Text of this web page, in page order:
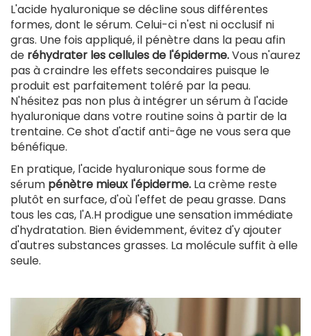
L'acide hyaluronique se décline sous différentes
formes, dont le sérum. Celui-ci n'est ni occlusif ni
gras. Une fois appliqué, il pénètre dans la peau afin
de réhydrater les cellules de l'épiderme.Vous n'aurez
pas à craindre les effets secondaires puisque le
produit est parfaitement toléré par la peau.
N'hésitez pas non plus à intégrer un sérum à l'acide
hyaluronique dans votre routine soins à partir de la
trentaine. Ce shot d'actif anti-âge ne vous sera que
bénéfique.
En pratique, l'acide hyaluronique sous forme de
sérum pénètre mieux l'épiderme. La crème reste
plutôt en surface, d'où l'effet de peau grasse. Dans
tous les cas, l'A.H prodigue une sensation immédiate
d'hydratation. Bien évidemment, évitez d'y ajouter
d'autres substances grasses. La molécule suffit à elle
seule.